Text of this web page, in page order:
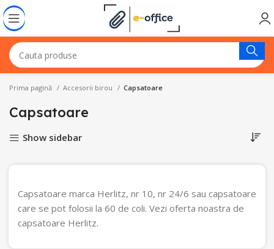
Prima pagină Accesorii birou Capsatoare
Capsatoare
Show sidebar
Capsatoare marca Herlitz, nr 10, nr 24/6 sau capsatoare
care se pot folosii la 60 de coli. Vezi oferta noastra de
capsatoare Herlitz.